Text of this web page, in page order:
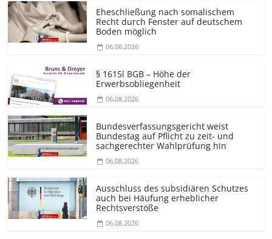
Eheschließung nach somalischem
Recht durch Fenster auf deutschem
Boden möglich
06.08.2026
§ 1615l BGB – Höhe der
Erwerbsobliegenheit
06.08.2026
Bundesver­fassungsgericht weist
Bundestag auf Pflicht zu zeit- und
sachgerechter Wahlprüfung hin
06.08.2026
Ausschluss des subsidiären Schutzes
auch bei Häufung erheblicher
Rechtsverstöße
06.08.2026